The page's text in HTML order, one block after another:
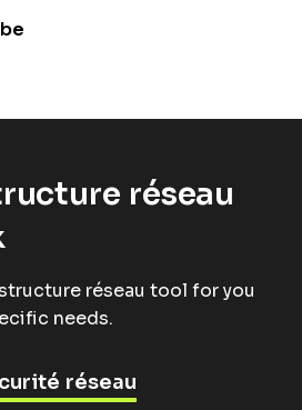
réseau
réseau tool for you
needs.
réseau